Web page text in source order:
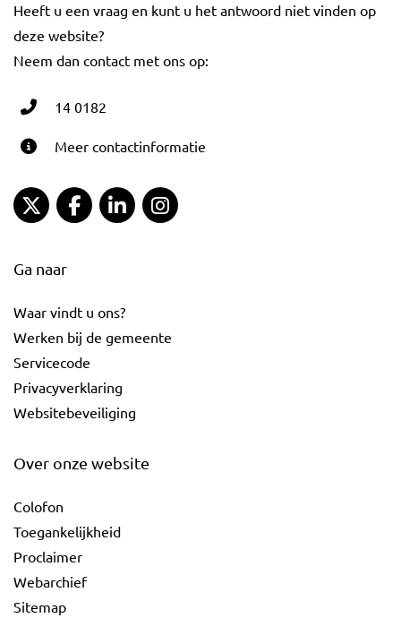
Heeft u een vraag en kunt u het antwoord niet vinden op
deze website?
Neem dan contact met ons op:
14 0182
Meer contactinformatie
Gemeente Gouda Twitter
Gemeente Gouda Facebook
Gemeente Gouda LinkedIn
Ga naar
Waar vindt u ons?
Werken bij de gemeente
Servicecode
Privacyverklaring
Websitebeveiliging
Over onze website
Colofon
Toegankelijkheid
Proclaimer
Webarchief
Sitemap